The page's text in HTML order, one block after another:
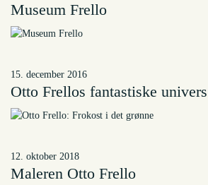
Museum Frello
15. december 2016
Otto Frellos fantastiske univers
12. oktober 2018
Maleren Otto Frello